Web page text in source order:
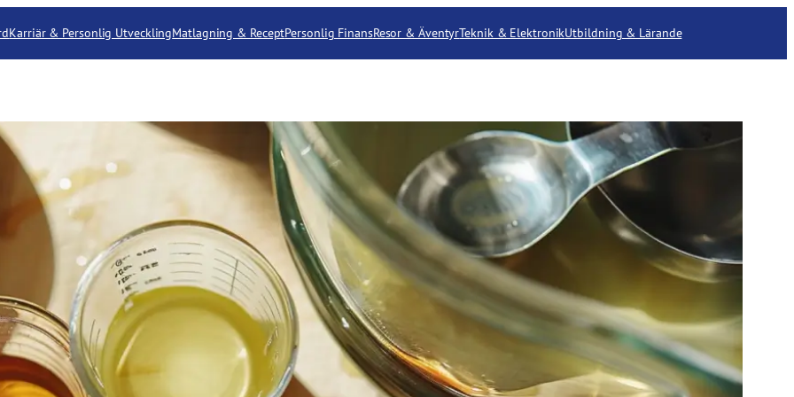
Karriär & Personlig UtvecklingMatlagning & ReceptPersonlig FinansResor & ÄventyrTeknik & ElektronikUtbildning & Lärande